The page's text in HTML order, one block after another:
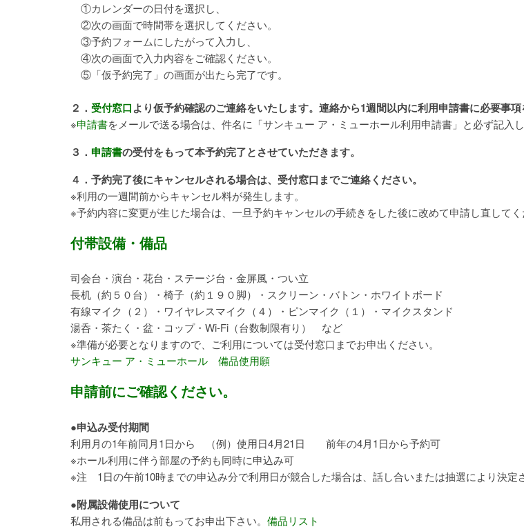
①カレンダーの日付を選択し、
②次の画面で時間帯を選択してください。
③予約フォームにしたがって入力し、
④次の画面で入力内容をご確認ください。
⑤「仮予約完了」の画面が出たら完了です。
２． 受付窓口より仮予約確認のご連絡をいたします。連絡から1週間以内に利用申請書に必要事
※申請書をメールで送る場合は、件名に「サンキュー ア・ミューホール利用申請書」と必ず記入
３． 申請書の受付をもって本予約完了とさせていただきます。
４．予約完了後にキャンセルされる場合は、受付窓口までご連絡ください。
※利用の一週間前からキャンセル料が発生します。
※予約内容に変更が生じた場合は、一旦予約キャンセルの手続きをした後に改めて申請し直してく
付帯設備・備品
司会台・演台・花台・ステージ台・金屏風・つい立
長机（約５０台）・椅子（約１９０脚）・スクリーン・バトン・ホワイトボード
有線マイク（２）・ワイヤレスマイク（４）・ピンマイク（１）・マイクスタンド
湯呑・茶たく・盆・コップ・Wi-Fi（台数制限有り） など
※準備が必要となりますので、ご利用については受付窓口までお申出ください。
サンキュー ア・ミューホール 備品使用願
申請前にご確認ください。
●申込み受付期間
利用月の1年前同月1日から （例）使用日4月21日 前年の4月1日から予約可
※ホール利用に伴う部屋の予約も同時に申込み可
※注 1日の午前10時までの申込み分で利用日が競合した場合は、話し合いまたは抽選により決定
●附属設備使用について
私用される備品は前もってお申出下さい。 備品リスト